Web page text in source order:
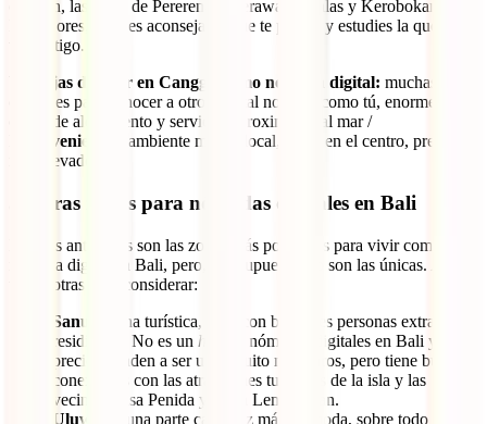
opinión, las áreas de Pererenan, Berawa, Umalas y Kerobokan son
las mejores, pero es aconsejable que te pasees y estudies la que más
va contigo.
Ventajas de vivir en Canggu como nómada digital: muchas
opciones para conocer a otros digital nomads como tú, enorme
oferta de alojamiento y servicios, proximidad al mar /
Inconvenientes:
ambiente menos local, ruido en el centro, precios
más elevados.
3. Otras zonas para nómadas digitales en Bali
Las dos anteriores son las zonas más populares para vivir como
nómada digital en Bali, pero, por supuesto, no son las únicas. Aquí
tienes otras para considerar:
Sanur:
zona turística, pero con bastantes personas extranjeras
residiendo. No es un hub
de nómadas digitales en Bali y los
precios tienden a ser un poquito más caros, pero tiene buenas
conexiones con las atracciones turísticas de la isla y las
vecinas Nusa Penida y Nusa Lembongan.
Uluwatu:
una parte cada vez más de moda, sobre todo